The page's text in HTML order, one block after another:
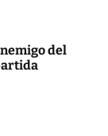
del